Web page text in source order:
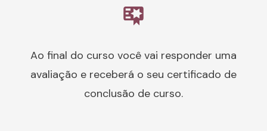
Ao final do curso você vai responder uma
avaliação e receberá o seu certificado de
conclusão de curso.